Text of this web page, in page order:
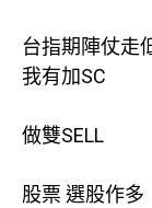
台指期陣仗走
我有加SC
做雙SELL
股票 選股作多